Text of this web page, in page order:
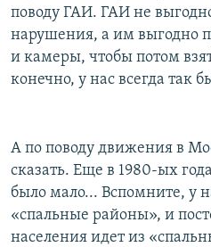
поводу ГАИ. ГАИ не
нарушения, а им выгодно
и камеры, чтобы потом
конечно, у нас всегда так
А по поводу движения в
сказать. Еще в 1980-ых
было мало... Вспомните, у
«спальные районы», и
населения идет из